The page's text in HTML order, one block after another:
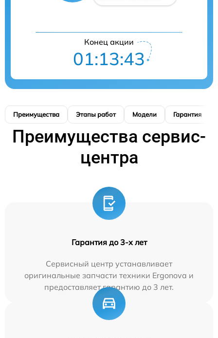
Конец акции
01:13:42
Преимущества Этапы работ Модели Гарантия
Преимущества сервис-
центра
Гарантия до 3-х лет
Сервисный центр устанавливает
оригинальные запчасти техники Ergonova и
предоставляет гарантию до 3 лет.